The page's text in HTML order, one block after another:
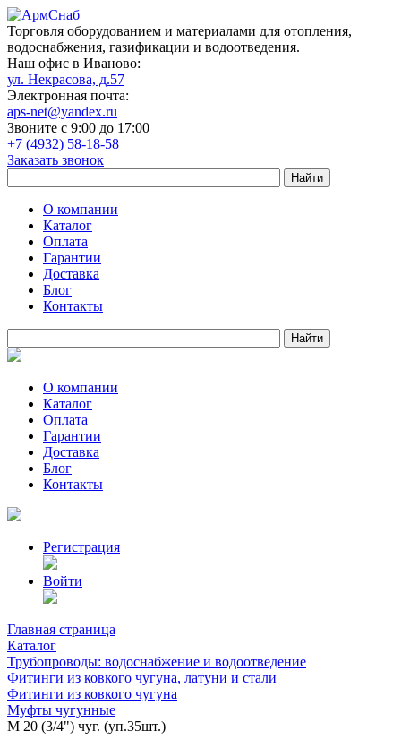
Торговля оборудованием и материалами для отопления,
водоснабжения, газификации и водоотведения.
Наш офис в Иваново:
ул. Некрасова, д.57
Электронная почта:
aps-net@yandex.ru
Звоните с 9:00 до 17:00
+7 (4932) 58-18-58
Заказать звонок
О компании
Каталог
Оплата
Гарантии
Доставка
Блог
Контакты
О компании
Каталог
Оплата
Гарантии
Доставка
Блог
Контакты
Регистрация
Войти
Главная страница
Каталог
Трубопроводы: водоснабжение и водоотведение
Фитинги из ковкого чугуна, латуни и стали
Фитинги из ковкого чугуна
Муфты чугунные
М 20 (3/4") чуг. (уп.35шт.)